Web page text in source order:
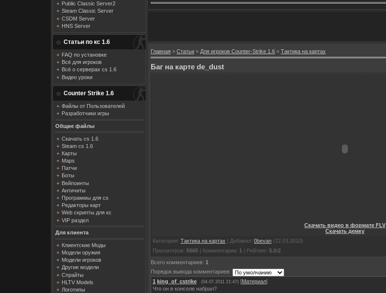
Public Classic Server2
Steam Classic Server
CSDM Server
HNS Server
Статьи по кс 1.6
FAQ по установке
Всё для игроков
Всё о серверах cs 1.6
Видео уроки
Counter Strike 1.6
Файлы от Пользователей
Разработчики игры
Общие файлы
Скачать cs 1.6
Steam cs 1.6
Карты
Maps
Патчи
Боты
Вейпоинты
Античиты
Программы для cs
Редакторы карт
Web скрипты для кс
VIP раздел
Для клиента
Клиентские Моды
Модели оружия
Модели игроков
Другие модели
Спрайты
HLTV Models
Логотипы
Главная » Статьи » Для игроков Counter-Strike 1.6 » Тактика на картах
Баг на карте de_dust
Скачать видео в формате FLV
Скачать демку
Категория: Тактика на картах | Добавил: 0bevan (22.03.2010)
Просмотров: 5665 | Комментарии: 1 | Рейтинг: 5.0/2
Всего комментариев: 1
Порядок вывода комментариев:
1 king_of_cstrike (04.07.2011 21:47) [Материал]
Что он в консоле набрал?